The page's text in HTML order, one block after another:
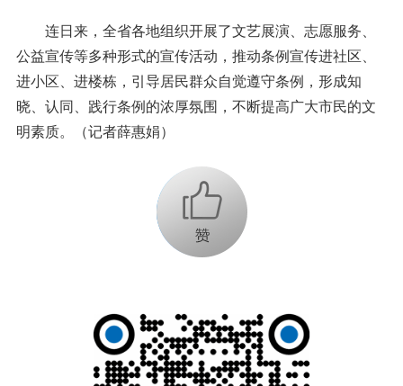
连日来，全省各地组织开展了文艺展演、志愿服务、
公益宣传等多种形式的宣传活动，推动条例宣传进社区、
进小区、进楼栋，引导居民群众自觉遵守条例，形成知
晓、认同、践行条例的浓厚氛围，不断提高广大市民的文
明素质。（记者薛惠娟）
+1